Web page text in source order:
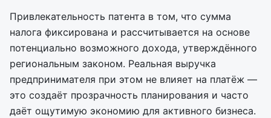
Привлекательность патента в том, что сумма
налога фиксирована и рассчитывается на основе
потенциально возможного дохода, утверждённого
региональным законом. Реальная выручка
предпринимателя при этом не влияет на платёж —
это создаёт прозрачность планирования и часто
даёт ощутимую экономию для активного бизнеса.